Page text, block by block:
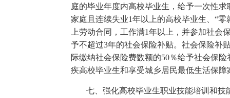
庭的毕业年度内高校毕业生，给予一次性
家庭且连续失业1年以上的高校毕业生、“
上劳动合同，工作满1年以上，并参加社
予不超过3年的社会保险补贴。社会保险补
际缴纳社会保险费数额的50％给予社会保
疾高校毕业生和享受城乡居民最低生活保
七、强化高校毕业生职业技能培训和技